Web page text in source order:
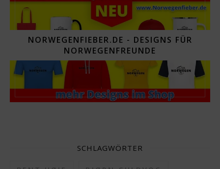
NORWEGENFIEBER.DE - DESIGNS FÜR
NORWEGENFREUNDE
SCHLAGWÖRTER